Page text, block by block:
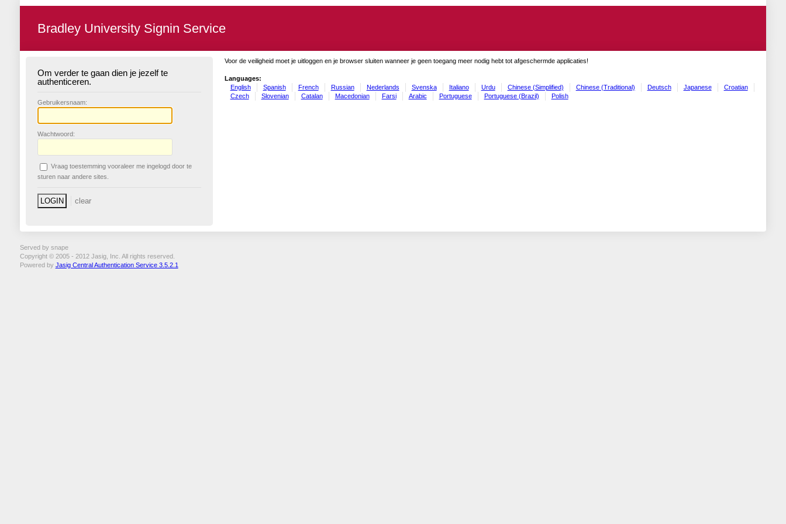
Bradley University Signin Service
Om verder te gaan dien je jezelf te
authenticeren.
Gebruikersnaam:
Wachtwoord:
Vraag toestemming vooraleer me ingelogd door te
sturen naar andere sites.
Voor de veiligheid moet je uitloggen en je browser sluiten wanneer je geen toegang meer nodig hebt tot afgeschermde applicaties!
Languages:
English
Spanish French Russian Nederlands Svenska Italiano Urdu Chinese (Simplified) Chinese (Traditional) Deutsch Japanese
Croatian
Czech
Slovenian Catalan Macedonian Farsi Arabic Portuguese Portuguese (Brazil) Polish
Served by snape
Copyright © 2005 - 2012 Jasig, Inc. All rights reserved.
Powered by Jasig Central Authentication Service 3.5.2.1